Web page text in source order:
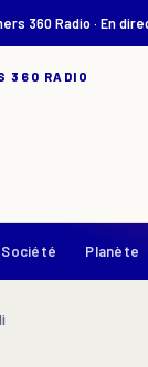
360 Radio · En
360 RADIO
Société Planète